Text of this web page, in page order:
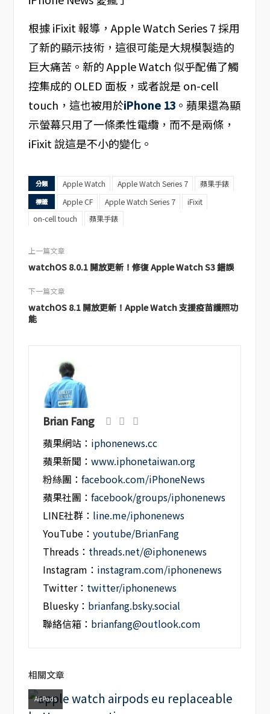
根據 iFixit 報導，Apple Watch Series 7 採用
了新的顯示技術，這很可能是大規模製造的
巨大痛苦。新的 Apple Watch 似乎配備了觸
控集成的 OLED 面板，或者說是 on-cell
touch，這也被用於iPhone 13。蘋果還為顯
示螢幕只用了一條柔性電纜，而不是兩條，
iFixit 說這是不小的變化。
分類 Apple Watch Apple Watch Series 7 蘋果手錶
標籤 Apple CF Apple Watch Series 7
iFixit
on-cell touch
蘋果手錶
上一篇文章
watchOS 8.0.1 開放更新！修復 Apple Watch S3 錯誤
下一篇文章
watchOS 8.1 開放更新！Apple Watch 支援疫苗護照功
能
Brian Fang
蘋果網站： iphonenews.cc
蘋果新聞：www.iphonetaiwan.org
粉絲團：facebook.com/iPhoneNews
蘋果社團：facebook/groups/iphonenews
LINE社群： line.me/iphonenews
YouTube：youtube/BrianFang
Threads： threads.net/@iphonenews
Instagram： instagram.com/iphonenews
Twitter： twitter/iphonenews
Bluesky： brianfang.bsky.social
聯絡信箱： brianfang@outlook.com
相關文章
AirPods